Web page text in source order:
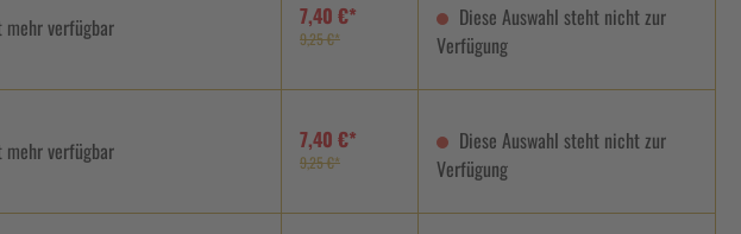
mehr verfügbar 7,40 €*
9,25 €*
Diese Auswahl steht nicht zur
Verfügung
mehr verfügbar 7,40 €*
9,25 €*
Diese Auswahl steht nicht zur
Verfügung